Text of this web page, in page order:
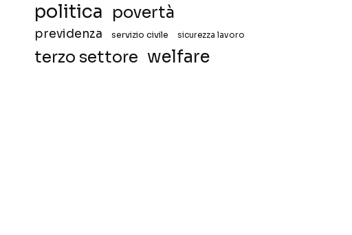
politica povertà
previdenza servizio civile sicurezza lavoro
terzo settore welfare